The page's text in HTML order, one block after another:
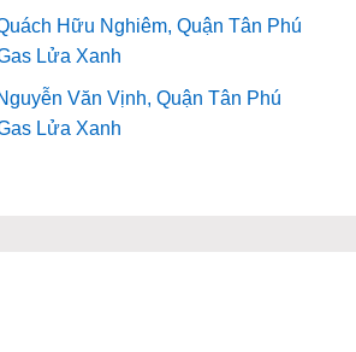
Hữu Nghiêm, Quận Tân Phú
Lửa Xanh
Văn Vịnh, Quận Tân Phú
Lửa Xanh